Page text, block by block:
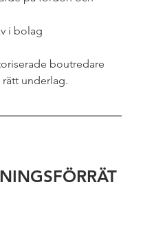
i bolag
boutredare
underlag.